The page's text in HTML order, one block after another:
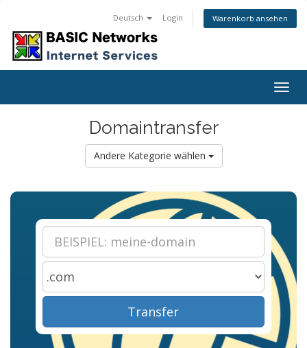
Deutsch Login Warenkorb ansehen
Domaintransfer
Andere Kategorie wählen
Transfer